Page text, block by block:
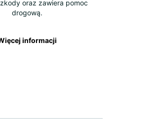
oraz zawiera pomoc
drogową.
informacji